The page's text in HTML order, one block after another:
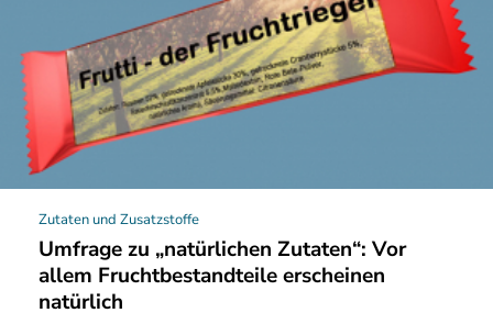
Zutaten und Zusatzstoffe
Umfrage zu „natürlichen Zutaten“: Vor
allem Fruchtbestandteile erscheinen
natürlich